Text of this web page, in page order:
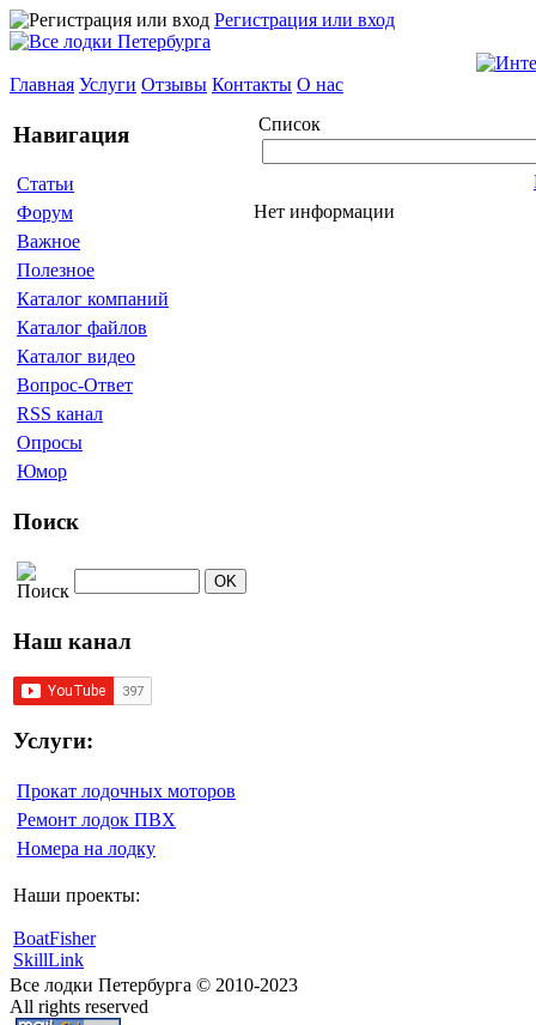
Регистрация или вход
Главная Услуги Отзывы Контакты О нас
Навигация
Статьи
Форум
Важное
Полезное
Каталог компаний
Каталог файлов
Каталог видео
Вопрос-Ответ
RSS канал
Опросы
Юмор
Поиск
Наш канал
Услуги:
Прокат лодочных моторов
Ремонт лодок ПВХ
Номера на лодку
Наши проекты:
BoatFisher
SkillLink
Список
Нет информации
Все лодки Петербурга © 2010-2023
All rights reserved